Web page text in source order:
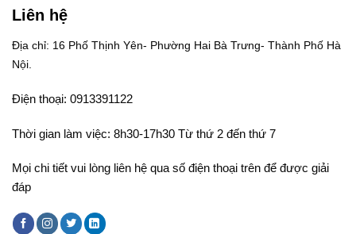
Liên hệ
Địa chỉ: 16 Phố Thịnh Yên- Phường Hai Bà Trưng- Thành Phố Hà
Nội.
Điện thoại: 0913391122
Thời gian làm việc: 8h30-17h30 Từ thứ 2 đến thứ 7
Mọi chi tiết vui lòng liên hệ qua số điện thoại trên để được giải
đáp